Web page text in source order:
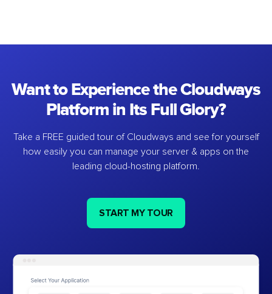
Want to Experience the Cloudways
Platform in Its Full Glory?
Take a FREE guided tour of Cloudways and see for yourself
how easily you can manage your server & apps on the
leading cloud-hosting platform.
START MY TOUR